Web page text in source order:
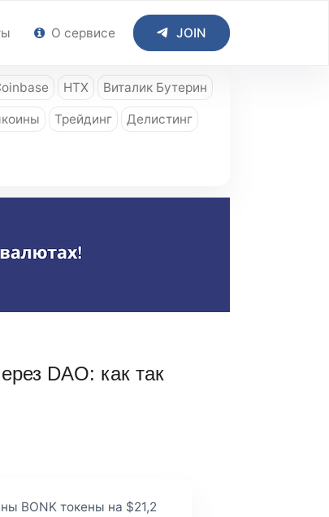
О сервисе JOIN
HTX Виталик Бутерин
Трейдинг Делистинг
DAO: как так
BONK токены на $21,2